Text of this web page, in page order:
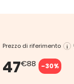
Prezzo di riferimento
47€88 -30%